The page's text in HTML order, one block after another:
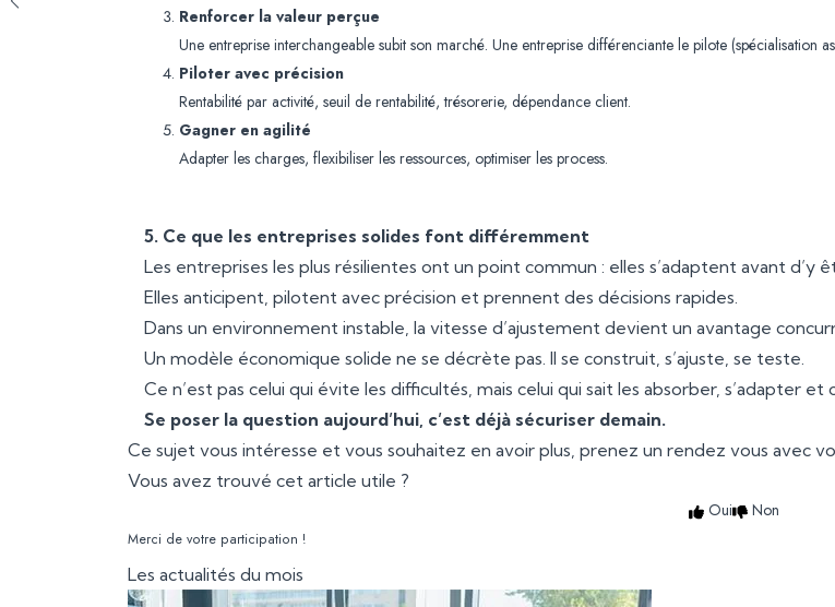
Renforcer la valeur perçue
Une entreprise interchangeable subit son marché. Une entreprise différenciante le pilote (spécialisation
Piloter avec précision
Rentabilité par activité, seuil de rentabilité, trésorerie, dépendance client.
Gagner en agilité
Adapter les charges, flexibiliser les ressources, optimiser les process.
5. Ce que les entreprises solides font différemment
Les entreprises les plus résilientes ont un point commun : elles s’adaptent avant d’y
Elles anticipent, pilotent avec précision et prennent des décisions rapides.
Dans un environnement instable, la vitesse d’ajustement devient un avantage
Un modèle économique solide ne se décrète pas. Il se construit, s’ajuste, se teste.
Ce n’est pas celui qui évite les difficultés, mais celui qui sait les absorber, s’adapter et
Se poser la question aujourd’hui, c’est déjà sécuriser demain.
Ce sujet vous intéresse et vous souhaitez en avoir plus, prenez un rendez vous avec
Vous avez trouvé cet article utile ?
Oui
Non
Merci de votre participation !
Les actualités du mois